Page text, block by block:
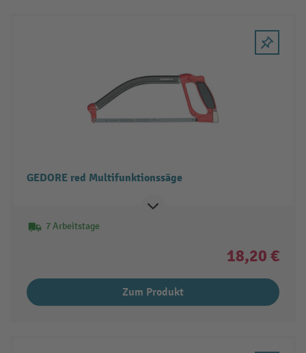
GEDORE red Multifunktionssäge
7 Arbeitstage
18,20 €
Zum Produkt